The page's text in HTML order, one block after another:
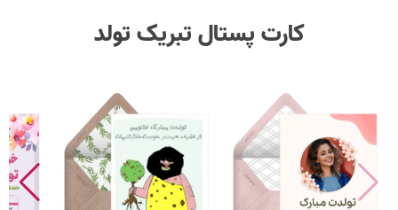
کارت پستال تبریک تولد